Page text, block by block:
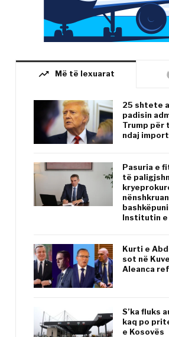
trending_up Më të lexuarat
25 shtete
padisin
Trump për
ndaj
Pasuria e
të
Institutin e
Kurti e
sot në
Aleanca
S’ka fluks
kaq po
e Kosovës